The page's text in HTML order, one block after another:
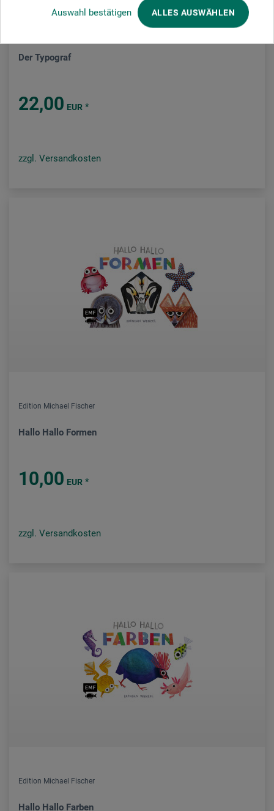
Auswahl bestätigen ALLES AUSWÄHLEN
Der Typograf
22,00 EUR *
zzgl. Versandkosten
Edition Michael Fischer
Hallo Hallo Formen
10,00 EUR *
zzgl. Versandkosten
Edition Michael Fischer
Hallo Hallo Farben